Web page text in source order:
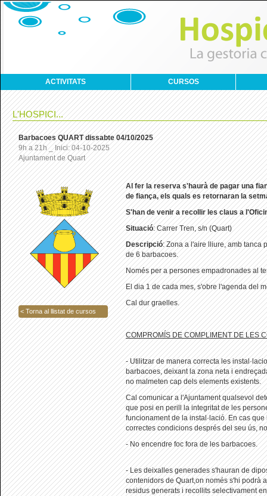
ACTIVITATS CURSOS
L'HOSPICI...
Barbacoes QUART dissabte 04/10/2025
9h a 21h _ Inici: 04-10-2025
Ajuntament de Quart
< Torna al llistat de cursos
Al fer la reserva s'haurà de pagar una
de fiança, els quals es retornaran la
S'han de venir a recollir les claus a
Situació: Carrer Tren, s/n (Quart)
Descripció: Zona a l'aire lliure, amb tanca
de 6 barbacoes.
Només per a persones empadronades al
El dia 1 de cada mes, s'obre l'agenda del
Cal dur graelles.
COMPROMÍS DE COMPLIMENT DE LES
- Utilitzar de manera correcta les
barbacoes, deixant la zona neta i
no malmeten cap dels elements existents.
Cal comunicar a l'Ajuntament qualsevol
que posi en perill la integritat de les
funcionament de la instal·lació. En cas
correctes condicions després del seu ús,
- No encendre foc fora de les barbacoes.
- Les deixalles generades s'hauran de
contenidors de Quart,on només s'hi podrà
residus generats i recollits selectivament